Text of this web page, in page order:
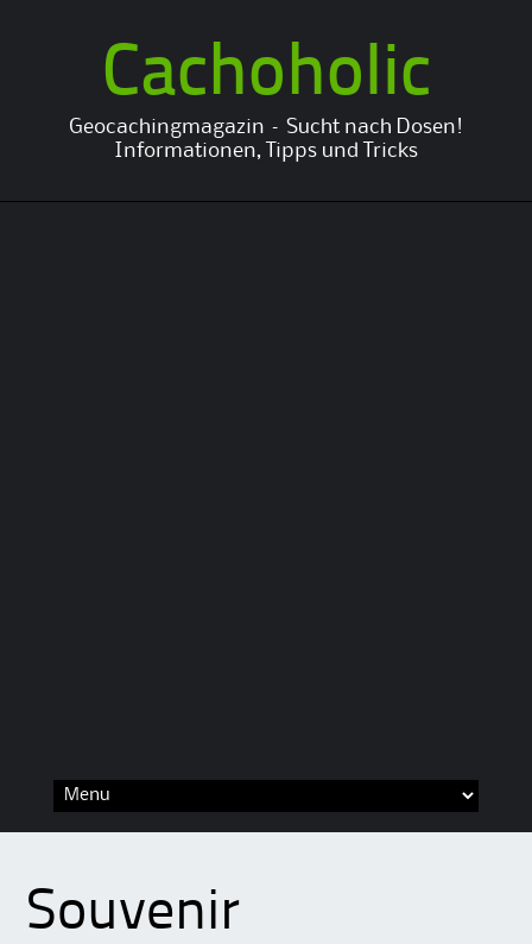
Cachoholic
Geocachingmagazin – Sucht nach Dosen!
Informationen, Tipps und Tricks
Souvenir